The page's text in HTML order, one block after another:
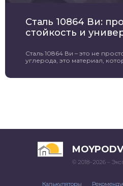
Сталь 10864 Ви:
стойкость и
Сталь 10864 Ви – это не
углерода, это материал,
© 2018–2026 –
Калькуляторы